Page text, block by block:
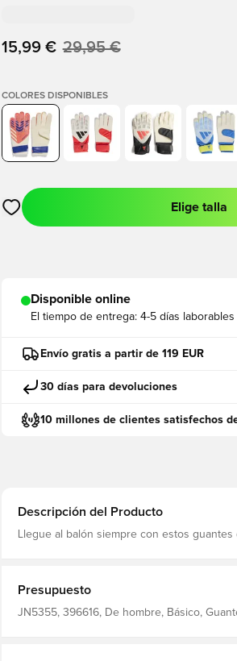
15,99 € 29,95 €
COLORES DISPONIBLES
Abre un modal para iniciar sesión o
Elige talla
Disponible online
El tiempo de entrega: 4-5 días laborables
Envío gratis a partir de 119 EUR
30 días para devoluciones
10 millones de clientes satisfechos
Descripción del Producto
Llegue al balón siempre con estos
concentrado tiro tras tiro. Apriete la venda
encontrar la combinación perfecta de
Recorte positivo 65% poliéster (reciclado),
Presupuesto
JN5355, 396616, De hombre, Básico,